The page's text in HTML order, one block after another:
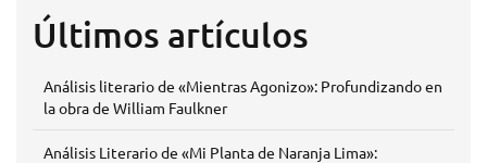
Últimos artículos
Análisis literario de «Mientras Agonizo»: Profundizando en
la obra de William Faulkner
Análisis Literario de «Mi Planta de Naranja Lima»: